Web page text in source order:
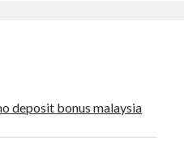
deposit bonus malaysia